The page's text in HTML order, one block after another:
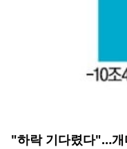
"하락 기다렸다"…개